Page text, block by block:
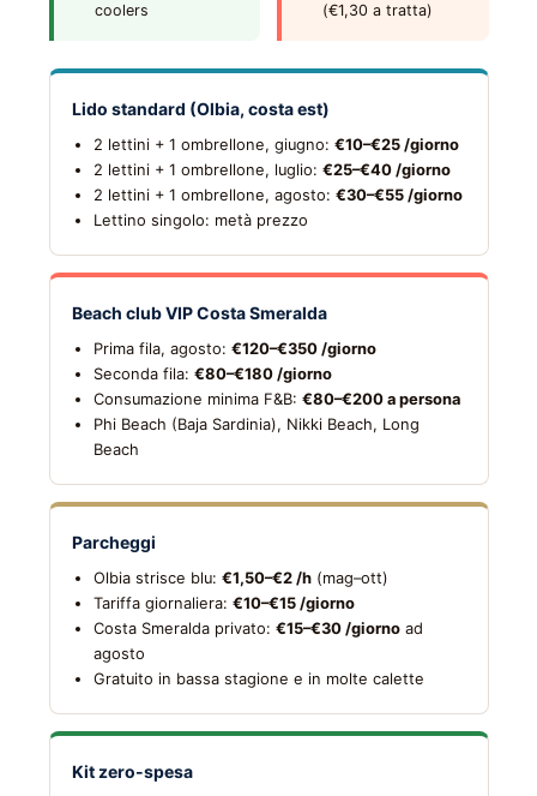
coolers
(€1,30 a tratta)
Lido standard (Olbia, costa est)
2 lettini + 1 ombrellone, giugno: €10–€25 /giorno
2 lettini + 1 ombrellone, luglio: €25–€40 /giorno
2 lettini + 1 ombrellone, agosto: €30–€55 /giorno
Lettino singolo: metà prezzo
Beach club VIP Costa Smeralda
Prima fila, agosto: €120–€350 /giorno
Seconda fila: €80–€180 /giorno
Consumazione minima F&B: €80–€200 a persona
Phi Beach (Baja Sardinia), Nikki Beach, Long
Beach
Parcheggi
Olbia strisce blu: €1,50–€2 /h(mag–ott)
Tariffa giornaliera: €10–€15 /giorno
Costa Smeralda privato: €15–€30 /giornoad
agosto
Gratuito in bassa stagione e in molte calette
Kit zero-spesa